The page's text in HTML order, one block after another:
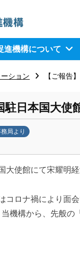
進機構について
ション 【ご報告
駐日本国大
局より
国大使館にて宋耀明
コロナ禍により面
機構から、先般の